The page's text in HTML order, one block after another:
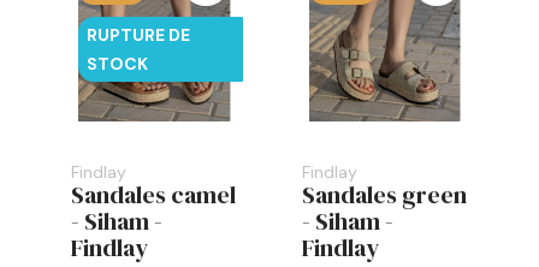
Findlay
Sandales camel
- Siham -
Findlay
RUPTURE DE
STOCK
Findlay
Sandales green
- Siham -
Findlay